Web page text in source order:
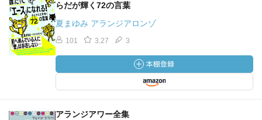
らだが輝く72の言葉
夏まゆみ アランジアロンゾ
101 3.27 3
アランジアワー全集